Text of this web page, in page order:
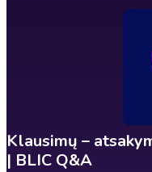
Klausimų –
| BLIC Q&A